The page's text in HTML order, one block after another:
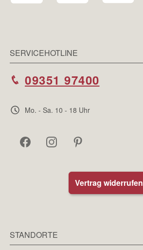
SERVICEHOTLINE
09351 97400
Mo. - Sa. 10 - 18 Uhr
Vertrag widerrufen
STANDORTE